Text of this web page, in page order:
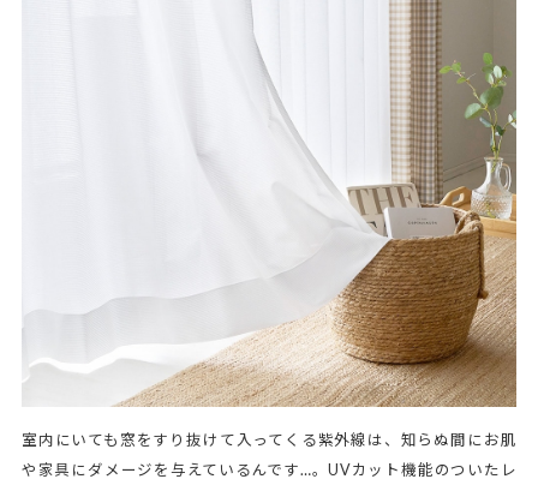
室内にいても窓をすり抜けて入ってくる紫外線は、知らぬ間にお肌
や家具にダメージを与えているんです…。UVカット機能のついたレ